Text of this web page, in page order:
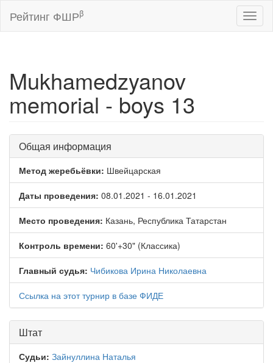
Рейтинг ФШРβ
Mukhamedzyanov
memorial - boys 13
Общая информация
Метод жеребьёвки: Швейцарская
Даты проведения: 08.01.2021 - 16.01.2021
Место проведения: Казань, Республика Татарстан
Контроль времени: 60'+30" (Классика)
Главный судья: Чибикова Ирина Николаевна
Ссылка на этот турнир в базе ФИДЕ
Штат
Судьи: Зайнуллина Наталья